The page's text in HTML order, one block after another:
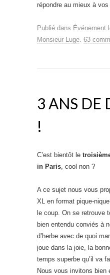
répondre au mieux à vos
Publié dans Événement
Monsieur Luge 63
3 ANS DE
!
C’est bientôt le
in Paris , cool non ?
A ce sujet nous vous
XL en format pique-
le coup. On se retrouve
bien entendu conviés à
d’herbe avec de quoi
joue dans la joie, la
temps superbe qu’il va
Nous vous invitons bien